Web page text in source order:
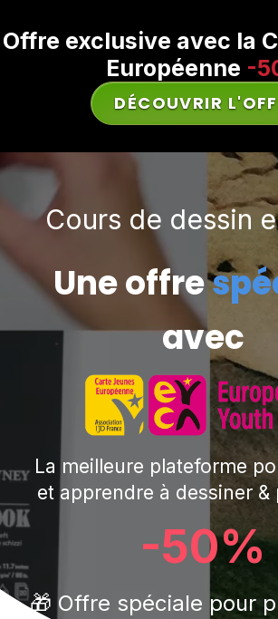
Offre exclusive avec la
Européenne -
DÉCOUVRIR
Cours de dessin
Une offre
avec
La meilleure plateforme
et apprendre à dessiner &
-50%
🎁 Offre spéciale pour